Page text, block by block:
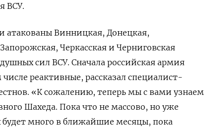
ВСУ.
Винницкая, Донецкая,
Черкасская и Черниговская
сил ВСУ. Сначала российская армия
реактивные, рассказал специалист-
«К сожалению, теперь мы с вами узнаем
Шахеда. Пока что не массово, но уже
будет много в ближайшие месяцы, пока